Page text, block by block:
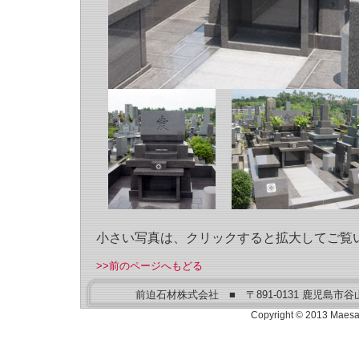
小さい写真は、クリックすると拡大してご覧
>>前のページへもどる
前迫石材株式会社 ■ 〒891-0131 鹿児島市谷
Copyright © 2013